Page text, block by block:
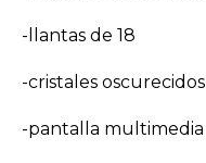
-llantas de 18
-cristales oscurecidos
-pantalla multimedia